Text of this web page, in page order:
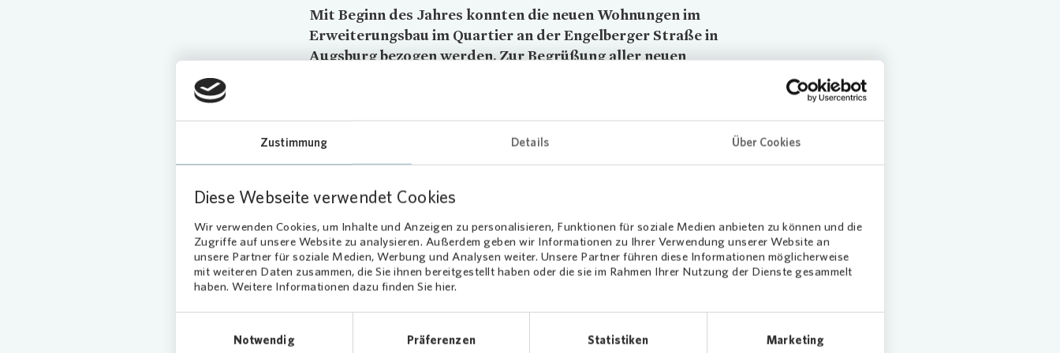
Zustimmung Details Über Cookies
Diese Webseite verwendet Cookies
Wir verwenden Cookies, um Inhalte und Anzeigen zu personalisieren, Funktionen für soziale Medien anbieten zu können und die
Zugriffe auf unsere Website zu analysieren. Außerdem geben wir Informationen zu Ihrer Verwendung unserer Website an
unsere Partner für soziale Medien, Werbung und Analysen weiter. Unsere Partner führen diese Informationen möglicherweise
mit weiteren Daten zusammen, die Sie ihnen bereitgestellt haben oder die sie im Rahmen Ihrer Nutzung der Dienste gesammelt
haben. Weitere Informationen dazu finden Sie hier.
Notwendig
Präferenzen Statistiken Marketing
Mit Beginn des Jahres konnten die neuen Wohnungen im
Erweiterungsbau im Quartier an der Engelberger Straße in
Augsburg bezogen werden. Zur Begrüßung aller neuen
Frühstücksbrett.
Darüber freute sich beispielsweise auch Familie Raschid, die eine ungefähr 90
Lampe-Steinhäuser bei der Wohnungsübergabe: „Die Begrüßung der neuen
Mieterschaft ist für uns immer ein Zeichen, dass ein Projekt erfolgreich zu Ende geht.
Ich freue mich sehr, dass nun endlich Leben in unserem Neubau herrscht.“
Bei den 23 neuen Wohnungen in der Engelbergerstraße handelt es sich um einen
Mix aus Ein- bis Vier-Zimmer-Wohnungen, der sowohl Alleinlebende als auch
Das Gebäude in Massivbauweise verfügt zudem über einen Aufzug. Das begrünte